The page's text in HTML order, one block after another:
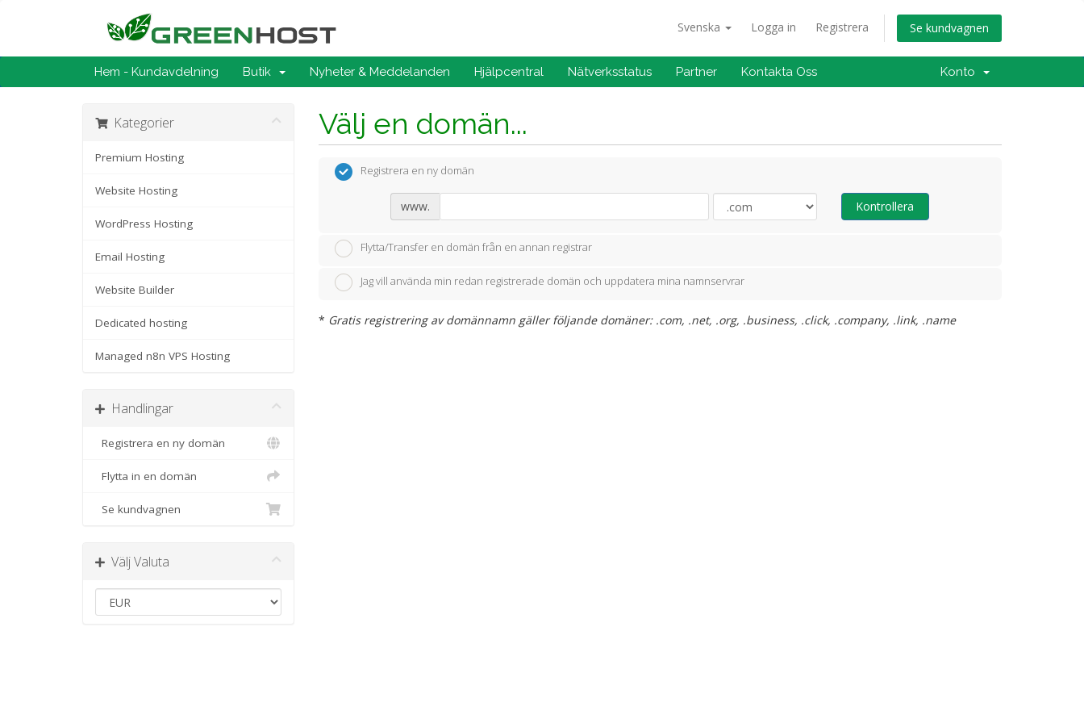
Svenska Logga in Registrera Se kundvagnen
Hem - Kundavdelning Butik Nyheter & Meddelanden Hjälpcentral Nätverksstatus Partner Kontakta Oss Konto
Kategorier
Premium Hosting
Website Hosting
WordPress Hosting
Email Hosting
Website Builder
Dedicated hosting
Managed n8n VPS Hosting
Handlingar
Registrera en ny domän
Flytta in en domän
Se kundvagnen
Välj Valuta
Välj en domän...
Registrera en ny domän
www. Kontrollera
Flytta/Transfer en domän från en annan registrar
Jag vill använda min redan registrerade domän och uppdatera mina namnservrar
* Gratis registrering av domännamn gäller följande domäner: .com, .net, .org, .business, .click, .company, .link, .name